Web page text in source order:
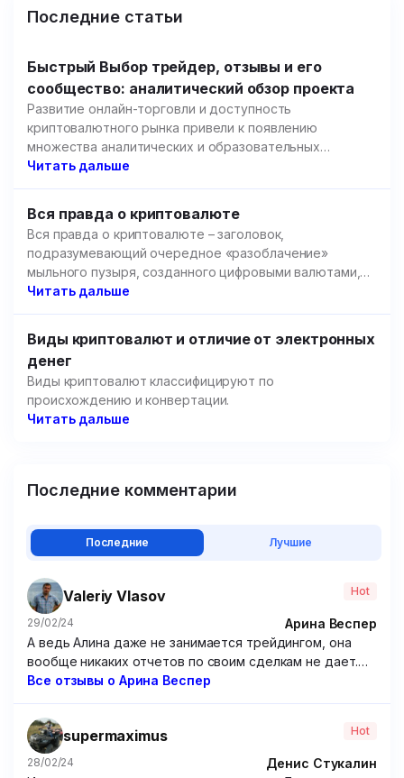
Последние статьи
Быстрый Выбор трейдер, отзывы и его
сообщество: аналитический обзор проекта
Развитие онлайн-торговли и доступность
криптовалютного рынка привели к появлению
множества аналитических и образовательных
площадок.
Читать дальше
Вся правда о криптовалюте
Вся правда о криптовалюте – заголовок,
подразумевающий очередное «разоблачение»
мыльного пузыря, созданного цифровыми валютами,
но речь пойдет не об этом.
Читать дальше
Виды криптовалют и отличие от электронных
денег
Виды криптовалют классифицируют по
происхождению и конвертации.
Читать дальше
Последние комментарии
Последние Лучшие
Valeriy Vlasov Hot
29/02/24
Арина Веспер
А ведь Алина даже не занимается трейдингом, она
вообще никаких отчетов по своим сделкам не дает.
Походу решила зарабатывать чисто на доверчивых
посредственные курсы, если честно. Я брал у нее
программу по опционам – бесполезнейшая вещь,
только зря потраченные время и 15 000 рублей.
Все отзывы о Арина Веспер
supermaximus Hot
28/02/24
Денис Стукалин